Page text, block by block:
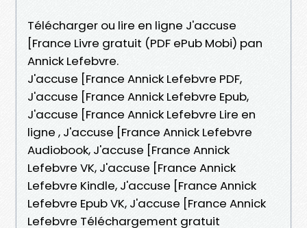
Télécharger ou lire en ligne J'accuse
[France Livre gratuit (PDF ePub Mobi) pan
Annick Lefebvre.
J'accuse [France Annick Lefebvre PDF,
J'accuse [France Annick Lefebvre Epub,
J'accuse [France Annick Lefebvre Lire en
ligne , J'accuse [France Annick Lefebvre
Audiobook, J'accuse [France Annick
Lefebvre VK, J'accuse [France Annick
Lefebvre Kindle, J'accuse [France Annick
Lefebvre Epub VK, J'accuse [France Annick
Lefebvre Téléchargement gratuit